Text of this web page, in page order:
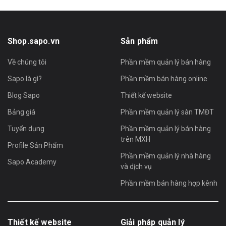
Máy đọc mã vạch cầm tay WNI-6213B/V có thể quét thủ công
Shop.sapo.vn
Về chúng tôi
Sapo là gì?
Blog Sapo
Bảng giá
Tuyển dụng
Profile Sản Phẩm
Sapo Academy
Sản phẩm
Phần mềm quản lý bán hàng
Phần mềm bán hàng online
Thiết kế website
Phần mềm quản lý sàn TMĐT
Phần mềm quản lý bán hàng
trên MXH
Phần mềm quản lý nhà hàng
và dịch vụ
Phần mềm bán hàng hợp kênh
Thiết kế website Giải pháp quản lý